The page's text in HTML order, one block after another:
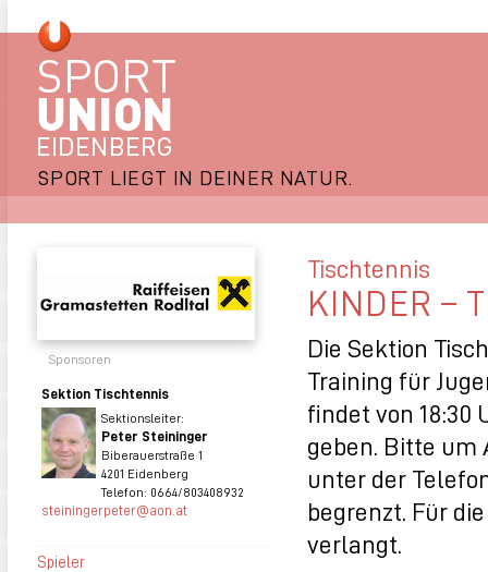
SPORT LIEGT IN DEINER NATUR.
Sponsoren
Sektion Tischtennis
Sektionsleiter:
Peter Steininger
Biberauerstraße 1
4201 Eidenberg
Telefon: 0664/803408932
steiningerpeter@aon.at
Spieler
Tischtennis
KINDER –
Die Sektion
Training für
findet von 18:30
geben. Bitte um
unter der
begrenzt. Für
verlangt.